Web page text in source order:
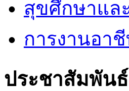
สุขศึกษาแล
การงานอา
ประชาสัมพันธ์